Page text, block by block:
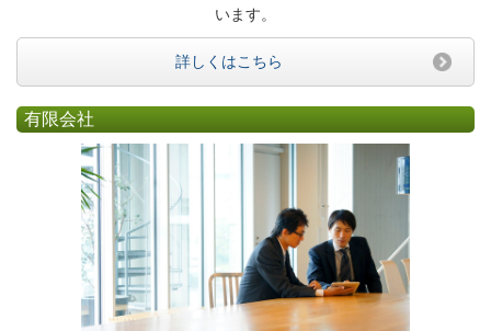
います。
詳しくはこちら
有限会社